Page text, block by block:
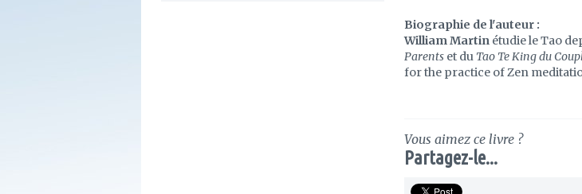
Biographie de l'auteur :
William Martin étudie le Tao
Parents et du Tao Te King du
for the practice of Zen
Vous aimez ce livre ?
Partagez-le...